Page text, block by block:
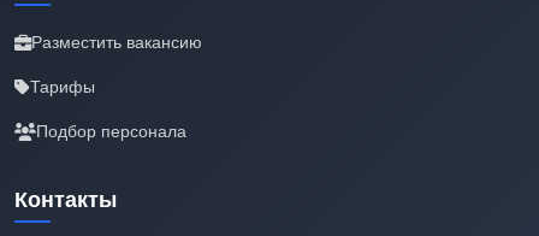
Разместить вакансию
Тарифы
Подбор персонала
Контакты